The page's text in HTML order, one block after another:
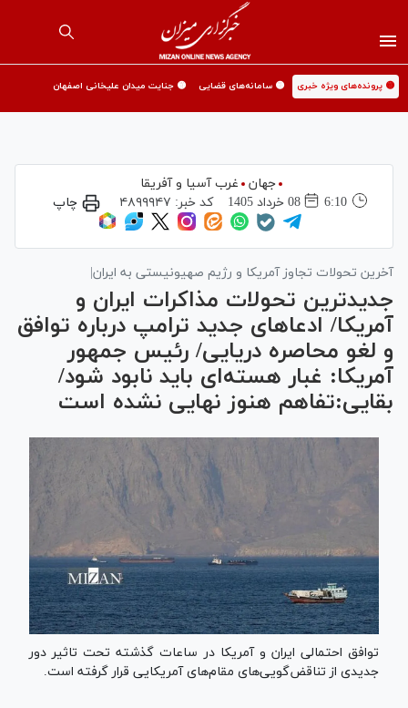
🟡 پرونده‌های ویژه خبری 🟡 سامانه‌های قضایی 🟡 جنایت میدان علیخانی اصفهان
جهان
غرب آسیا و آفریقا
6:10
08 خرداد 1405 کد خبر: ۴۸۹۹۹۴۷ چاپ
آخرین تحولات تجاوز آمریکا و رژیم صهیونیستی به ایران|
جدیدترین تحولات مذاکرات ایران و
آمریکا/ ادعا‌های جدید ترامپ درباره توافق
و لغو محاصره دریایی/ رئیس جمهور
آمریکا: غبار هسته‌ای باید نابود شود/
بقایی:تفاهم هنوز نهایی نشده است
توافق احتمالی ایران و آمریکا در ساعات گذشته تحت تاثیر دور
جدیدی از تناقض‌گویی‌های مقام‌های آمریکایی قرار گرفته است.